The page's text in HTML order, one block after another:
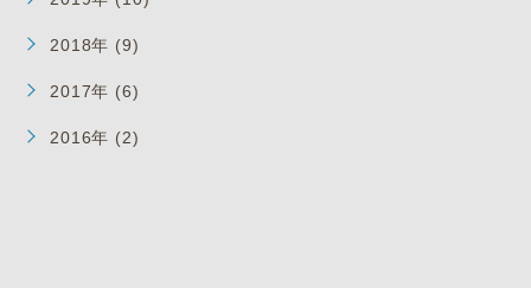
2018年 (9)
2017年 (6)
2016年 (2)